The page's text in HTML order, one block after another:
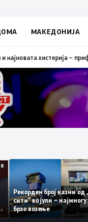
МАКЕДОНИЈА
пукна меурот од
12:28
Рекорден број
сити“ во јули –
брзо возење